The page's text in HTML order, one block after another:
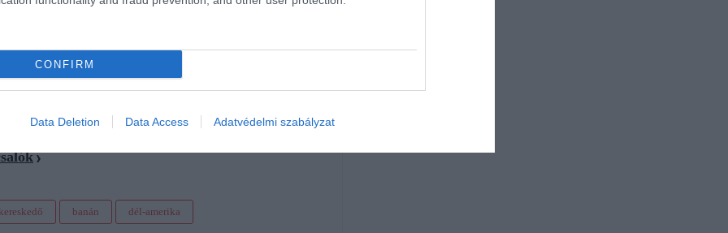
CONFIRM
Data Deletion Data Access Adatvédelmi szabályzat
sofőrje
ellenszerét
banán dél-amerika